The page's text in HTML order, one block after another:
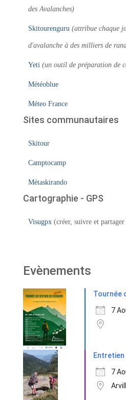
des Avalanches)
Skitourenguru (attribue chaque
d'avalanche à des milliers de
Yeti (un outil de préparation de
Météoblue
Méteo France
Sites communautaires
Skitour
Camptocamp
Métaskirando
Cartographie - GPS
Visugpx (créer, suivre et
Evènements
Tournée
7
7